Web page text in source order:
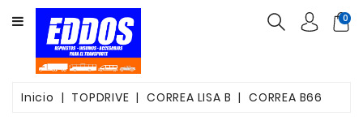
CATEGORY
INSUMOS
PARTES
0
Inicio TOPDRIVE CORREA LISA B CORREA B66